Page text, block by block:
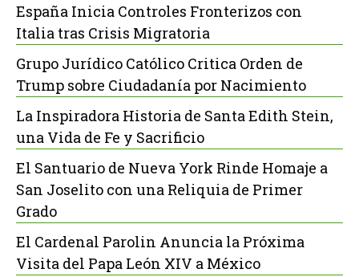
España Inicia Controles Fronterizos con
Italia tras Crisis Migratoria
Grupo Jurídico Católico Critica Orden de
Trump sobre Ciudadanía por Nacimiento
La Inspiradora Historia de Santa Edith Stein,
una Vida de Fe y Sacrificio
El Santuario de Nueva York Rinde Homaje a
San Joselito con una Reliquia de Primer
Grado
El Cardenal Parolin Anuncia la Próxima
Visita del Papa León XIV a México